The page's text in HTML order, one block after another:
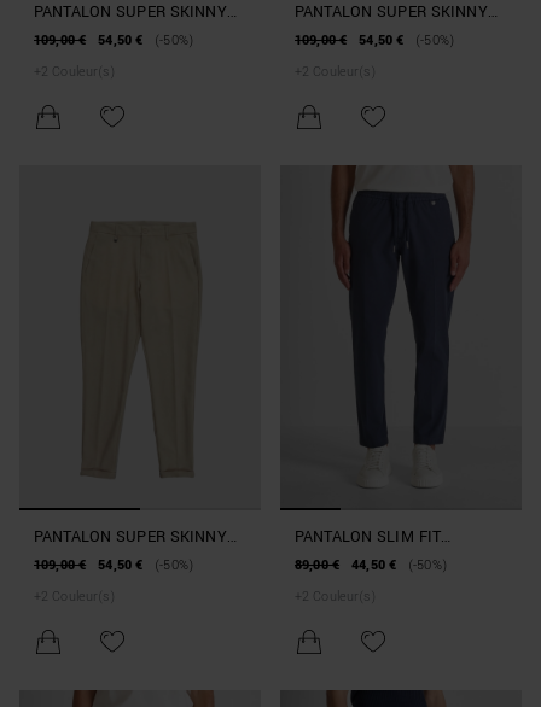
PANTALON SUPER SKINNY
FIT « ASHE » EN COTON
109,00 € 54,50 €
(-50%)
+ 2 Couleur(s)
PANTALON SUPER SKINNY
FIT « ASHE » EN COTON
109,00 € 54,50 €
(-50%)
+ 2 Couleur(s)
PANTALON SUPER SKINNY
FIT « ASHE » EN COTON
109,00 € 54,50 €
(-50%)
+ 2 Couleur(s)
PANTALON SLIM FIT
« SALEM » EN COTON
89,00 € 44,50 €
(-50%)
+ 2 Couleur(s)